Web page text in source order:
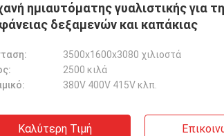
ημιαυτόματης γυαλιστικής για
δεξαμενών και καπάκιας
3500x1600x3080 χιλιοστά
2500 κιλά
380V 400V 415V κλπ.
Καλύτερη Τιμή